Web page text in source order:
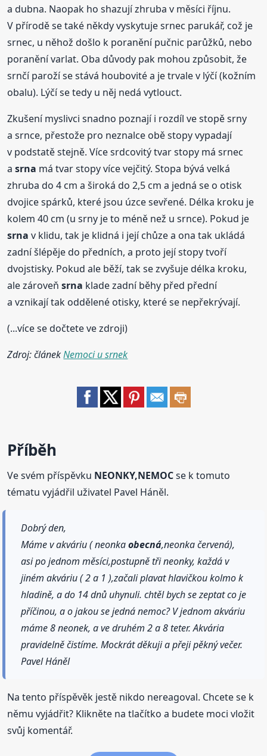
a dubna. Naopak ho shazují zhruba v měsíci říjnu.
V přírodě se také někdy vyskytuje srnec parukář, což je
srnec, u něhož došlo k poranění pučnic parůžků, nebo
poranění varlat. Oba důvody pak mohou způsobit, že
srnčí paroží se stává houbovité a je trvale v lýčí (kožním
obalu). Lýčí se tedy u něj nedá vytlouct.
Zkušení myslivci snadno poznají i rozdíl ve stopě srny
a srnce, přestože pro neznalce obě stopy vypadají
v podstatě stejně. Více srdcovitý tvar stopy má srnec
asrna má tvar stopy více vejčitý. Stopa bývá velká
zhruba do 4 cm a široká do 2,5 cm a jedná se o otisk
dvojice spárků, které jsou úzce sevřené. Délka kroku je
kolem 40 cm (u srny je to méně než u srnce). Pokud je
srna v klidu, tak je klidná i její chůze a ona tak ukládá
zadní šlépěje do předních, a proto její stopy tvoří
dvojstisky. Pokud ale běží, tak se zvyšuje délka kroku,
ale zároveňsrna klade zadní běhy před přední
a vznikají tak oddělené otisky, které se nepřekrývají.
(...více se dočtete ve zdroji)
Zdroj: článekNemoci u srnek
Příběh
Ve svém příspěvku NEONKY,NEMOCse k tomuto
tématu vyjádřil uživatel Pavel Háněl.
Dobrý den,
Máme v akváriu ( neonkaobecná,neonka červená),
asi po jednom měsíci,postupně tři neonky, každá v
jiném akváriu ( 2 a 1 ),začali plavat hlavičkou kolmo k
hladině, a do 14 dnů uhynuli. chtěl bych se zeptat co je
příčinou, a o jakou se jedná nemoc? V jednom akváriu
máme 8 neonek, a ve druhém 2 a 8 teter. Akvária
pravidelně čistíme. Mockrát děkuji a přeji pěkný večer.
Pavel Háněl
Na tento příspěvěk jestě nikdo nereagoval. Chcete se k
němu vyjádřit? Klikněte na tlačítko a budete moci vložit
svůj komentář.